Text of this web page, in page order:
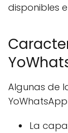
disponibles
Algunas de
La